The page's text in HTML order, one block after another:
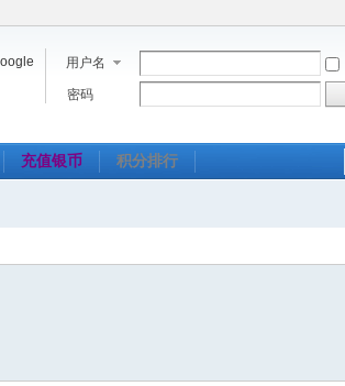
用户名
密码
充值银币 积分排行